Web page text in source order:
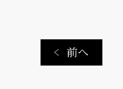
前へ